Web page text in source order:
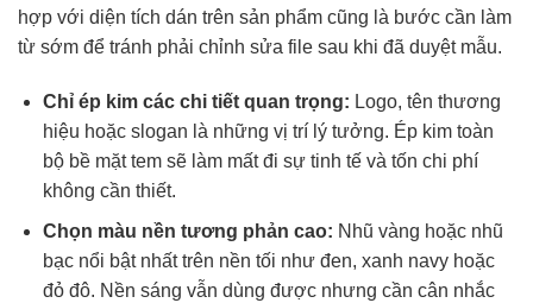
hợp với diện tích dán trên sản phẩm cũng là bước cần làm
từ sớm để tránh phải chỉnh sửa file sau khi đã duyệt mẫu.
Chỉ ép kim các chi tiết quan trọng: Logo, tên thương
hiệu hoặc slogan là những vị trí lý tưởng. Ép kim toàn
bộ bề mặt tem sẽ làm mất đi sự tinh tế và tốn chi phí
không cần thiết.
Chọn màu nền tương phản cao: Nhũ vàng hoặc nhũ
bạc nổi bật nhất trên nền tối như đen, xanh navy hoặc
đỏ đô. Nền sáng vẫn dùng được nhưng cần cân nhắc